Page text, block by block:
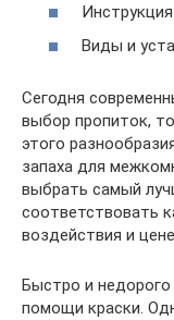
Виды и
Сегодня
выбор пропиток,
этого
запаха для
выбрать самый
соответствовать
воздействия и
Быстро и
помощи краски.